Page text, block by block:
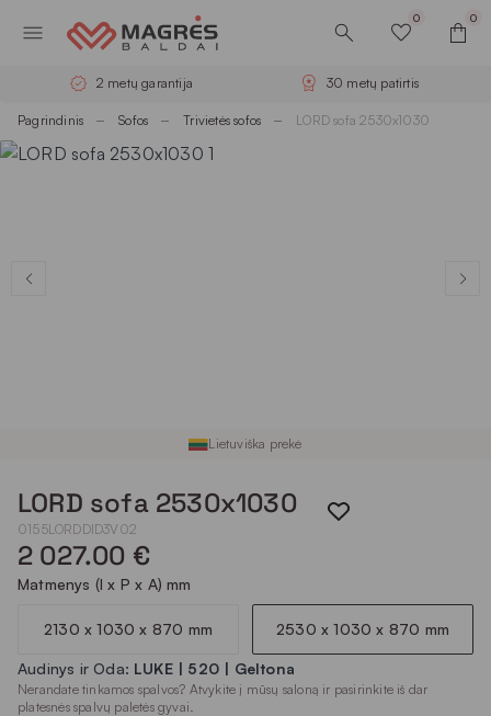
0 0
2 metų garantija 30 metų patirtis
Pagrindinis Sofos Trivietės sofos LORD sofa 2530x1030
Lietuviška prekė
LORD sofa 2530x1030
0155LORDDID3V02
2 027.00 €
Matmenys (I x P x A) mm
2130 x 1030 x 870 mm 2530 x 1030 x 870 mm
Audinys ir Oda: LUKE | 520 | Geltona
Nerandate tinkamos spalvos? Atvykite į mūsų saloną ir pasirinkite iš dar
platesnės spalvų paletės gyvai.